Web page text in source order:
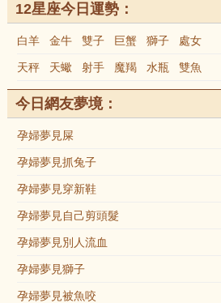
12星座今日運勢：
白羊 金牛 雙子 巨蟹 獅子 處女
天秤 天蠍 射手 魔羯 水瓶 雙魚
今日網友夢境：
孕婦夢見屎
孕婦夢見抓兔子
孕婦夢見穿新鞋
孕婦夢見自己剪頭髮
孕婦夢見別人流血
孕婦夢見獅子
孕婦夢見被魚咬